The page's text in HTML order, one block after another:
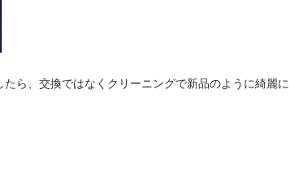
ら、交換ではなくクリーニングで新品のように綺麗に